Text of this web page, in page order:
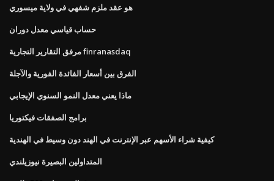
هو عقد ملزم شفهي في ولاية ميسوري
حساب قياسي معدل دوران
مرفق التقارير التجارية finranasdaq
الفرق بين أسعار الفائدة الفورية والآجلة
ماذا يعني معدل النمو السنوي الإيجابي
برامج الصفقات فيكتوريا
كيفية شراء الأسهم عبر الإنترنت في الهند دون وسيط في الهندية
المتداولين البصيرة نيوزيلندي